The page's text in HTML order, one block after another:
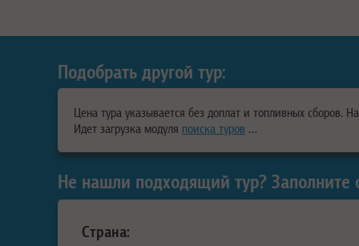
Подобрать другой тур:
Цена тура указывается без доплат и топливных сборов.
Идет загрузка модуля поиска туров …
Не нашли подходящий тур?
Страна: